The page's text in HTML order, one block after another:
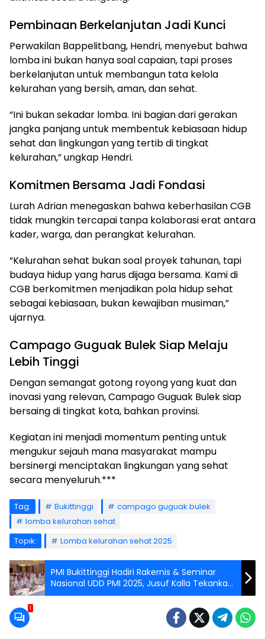
Pembinaan Berkelanjutan Jadi Kunci
Perwakilan Bappelitbang, Hendri, menyebut bahwa
lomba ini bukan hanya soal capaian, tapi proses
berkelanjutan untuk membangun tata kelola
kelurahan yang bersih, aman, dan sehat.
“Ini bukan sekadar lomba. Ini bagian dari gerakan
jangka panjang untuk membentuk kebiasaan hidup
sehat dan lingkungan yang tertib di tingkat
kelurahan,” ungkap Hendri.
Komitmen Bersama Jadi Fondasi
Lurah Adrian menegaskan bahwa keberhasilan CGB
tidak mungkin tercapai tanpa kolaborasi erat antara
kader, warga, dan perangkat kelurahan.
“Kelurahan sehat bukan soal proyek tahunan, tapi
budaya hidup yang harus dijaga bersama. Kami di
CGB berkomitmen menjadikan pola hidup sehat
sebagai kebiasaan, bukan kewajiban musiman,”
ujarnya.
Campago Guguak Bulek Siap Melaju
Lebih Tinggi
Dengan semangat gotong royong yang kuat dan
inovasi yang relevan, Campago Guguak Bulek siap
bersaing di tingkat kota, bahkan provinsi.
Kegiatan ini menjadi momentum penting untuk
mengukur sejauh mana masyarakat mampu
bersinergi menciptakan lingkungan yang sehat
secara menyeluruh.***
Tag: Bukittinggi
campago guguak bulek
lomba kelurahan sehat
Topik:
Lomba kelurahan sehat 2025
PMI Bukittinggi Hadiri Rakernis & Seminar
Nasional UDD PMI 2025, Jusuf Kalla Tekankan
Standarisasi Pelayanan Darah
1